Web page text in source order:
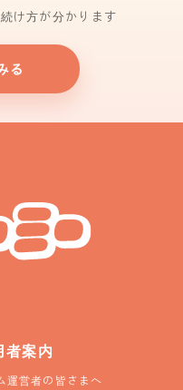
け方が分かります
る
者案内
運営者の皆さまへ